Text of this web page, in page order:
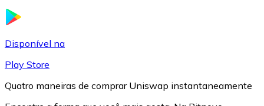
Disponível na
Play Store
Quatro maneiras de comprar Uniswap instantaneamente